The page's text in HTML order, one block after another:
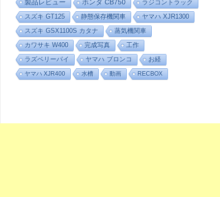
ゴ
リ
ー
製品レビュー ホンダ CB750
ラジコントラック
スズキ GT125
静態保存機関車
ヤマハ XJR1300
スズキ GSX1100S カタナ
蒸気機関車
カワサキ W400
完成写真
工作
ラズベリーパイ
ヤマハ ブロンコ お経
ヤマハ XJR400 水槽 動画 RECBOX